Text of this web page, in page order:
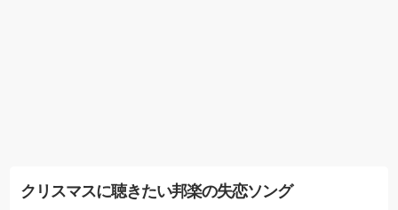
クリスマスに聴きたい邦楽の失恋ソング